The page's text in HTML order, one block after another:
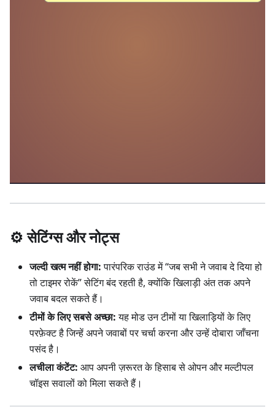
⚙️ सेटिंग्स और नोट्स
जल्दी खत्म नहीं होगा:पारंपरिक राउंड में “जब सभी ने जवाब दे दिया हो
तो टाइमर रोकें” सेटिंग बंद रहती है, क्योंकि खिलाड़ी अंत तक अपने
जवाब बदल सकते हैं।
टीमों के लिए सबसे अच्छा:यह मोड उन टीमों या खिलाड़ियों के लिए
परफ़ेक्ट है जिन्हें अपने जवाबों पर चर्चा करना और उन्हें दोबारा जाँचना
पसंद है।
लचीला कंटेंट: आप अपनी ज़रूरत के हिसाब से ओपन और मल्टीपल
चॉइस सवालों को मिला सकते हैं।